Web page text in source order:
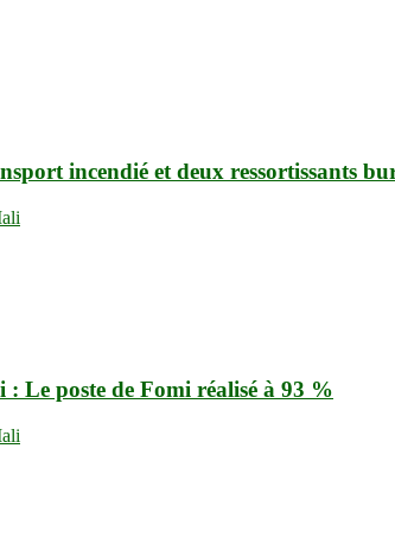
incendié et deux ressortissants
Le poste de Fomi réalisé à 93 %